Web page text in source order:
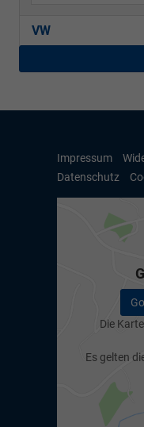
VW
Impressum
Datenschutz
Die
Es gelten